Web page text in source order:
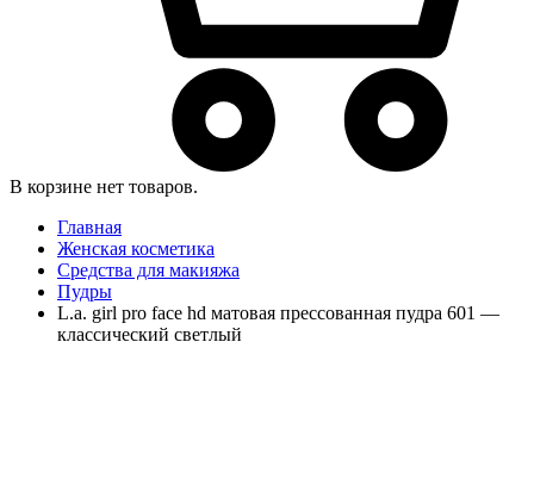
В корзине нет товаров.
Главная
Женская косметика
Средства для макияжа
Пудры
L.a. girl pro face hd матовая прессованная пудра 601 —
классический светлый